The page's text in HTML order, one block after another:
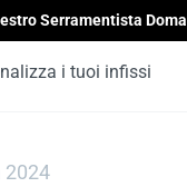
Serramentista Domal
i tuoi infissi
2024